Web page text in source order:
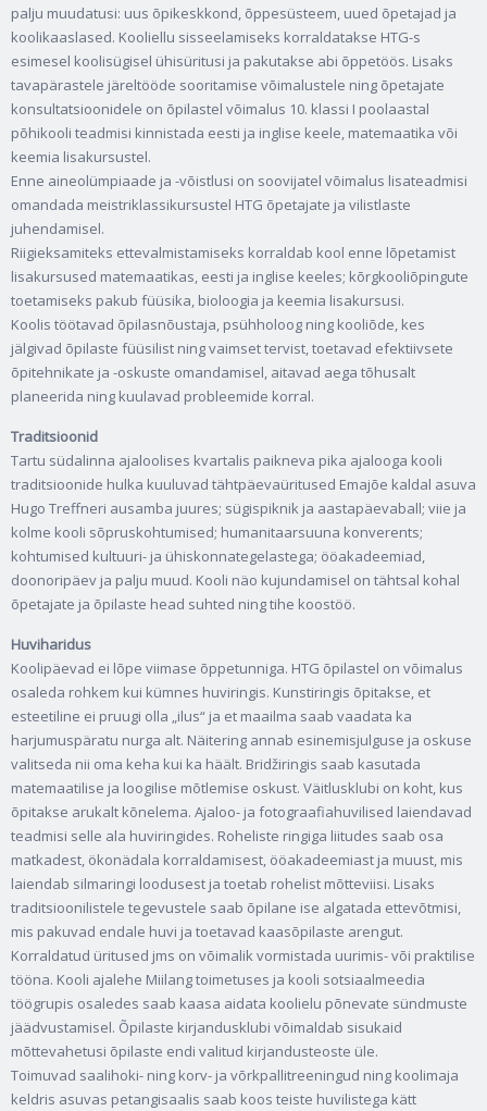
palju muudatusi: uus õpikeskkond, õppesüsteem, uued õpetajad ja
koolikaaslased. Kooliellu sisseelamiseks korraldatakse HTG-s
esimesel koolisügisel ühisüritusi ja pakutakse abi õppetöös. Lisaks
tavapärastele järeltööde sooritamise võimalustele ning õpetajate
konsultatsioonidele on õpilastel võimalus 10. klassi I poolaastal
põhikooli teadmisi kinnistada eesti ja inglise keele, matemaatika või
keemia lisakursustel.
Enne aineolümpiaade ja -võistlusi on soovijatel võimalus lisateadmisi
omandada meistriklassikursustel HTG õpetajate ja vilistlaste
juhendamisel.
Riigieksamiteks ettevalmistamiseks korraldab kool enne lõpetamist
lisakursused matemaatikas, eesti ja inglise keeles; kõrgkooliõpingute
toetamiseks pakub füüsika, bioloogia ja keemia lisakursusi.
Koolis töötavad õpilasnõustaja, psühholoog ning kooliõde, kes
jälgivad õpilaste füüsilist ning vaimset tervist, toetavad efektiivsete
õpitehnikate ja -oskuste omandamisel, aitavad aega tõhusalt
planeerida ning kuulavad probleemide korral.
Traditsioonid
Tartu südalinna ajaloolises kvartalis paikneva pika ajalooga kooli
traditsioonide hulka kuuluvad tähtpäevaüritused Emajõe kaldal asuva
Hugo Treffneri ausamba juures; sügispiknik ja aastapäevaball; viie ja
kolme kooli sõpruskohtumised; humanitaarsuuna konverents;
kohtumised kultuuri- ja ühiskonnategelastega; ööakadeemiad,
doonoripäev ja palju muud. Kooli näo kujundamisel on tähtsal kohal
õpetajate ja õpilaste head suhted ning tihe koostöö.
Huviharidus
Koolipäevad ei lõpe viimase õppetunniga. HTG õpilastel on võimalus
osaleda rohkem kui kümnes huviringis. Kunstiringis õpitakse, et
esteetiline ei pruugi olla „ilus“ ja et maailma saab vaadata ka
harjumuspäratu nurga alt. Näitering annab esinemisjulguse ja oskuse
valitseda nii oma keha kui ka häält. Bridžiringis saab kasutada
matemaatilise ja loogilise mõtlemise oskust. Väitlusklubi on koht, kus
õpitakse arukalt kõnelema. Ajaloo- ja fotograafiahuvilised laiendavad
teadmisi selle ala huviringides. Roheliste ringiga liitudes saab osa
matkadest, ökonädala korraldamisest, ööakadeemiast ja muust, mis
laiendab silmaringi loodusest ja toetab rohelist mõtteviisi. Lisaks
traditsioonilistele tegevustele saab õpilane ise algatada ettevõtmisi,
mis pakuvad endale huvi ja toetavad kaasõpilaste arengut.
Korraldatud üritused jms on võimalik vormistada uurimis- või praktilise
tööna. Kooli ajalehe Miilang toimetuses ja kooli sotsiaalmeedia
töögrupis osaledes saab kaasa aidata koolielu põnevate sündmuste
jäädvustamisel. Õpilaste kirjandusklubi võimaldab sisukaid
mõttevahetusi õpilaste endi valitud kirjandusteoste üle.
Toimuvad saalihoki- ning korv- ja võrkpallitreeningud ning koolimaja
keldris asuvas petangisaalis saab koos teiste huvilistega kätt